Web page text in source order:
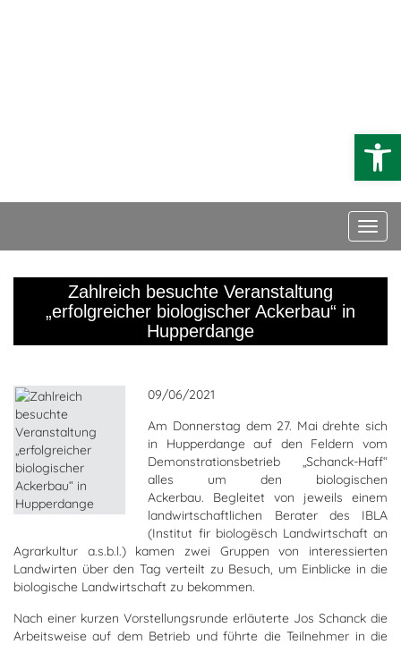
Zahlreich besuchte Veranstaltung
„erfolgreicher biologischer Ackerbau“ in
Hupperdange
09/06/2021
Am Donnerstag dem 27. Mai drehte sich
in Hupperdange auf den Feldern vom
Demonstrationsbetrieb „Schanck-Haff“
alles um den biologischen
Ackerbau. Begleitet von jeweils einem
landwirtschaftlichen Berater des IBLA
(Institut fir biologësch Landwirtschaft an
Agrarkultur a.s.b.l.) kamen zwei Gruppen von interessierten
Landwirten über den Tag verteilt zu Besuch, um Einblicke in die
biologische Landwirtschaft zu bekommen.
Nach einer kurzen Vorstellungsrunde erläuterte Jos Schanck die
Arbeitsweise auf dem Betrieb und führte die Teilnehmer in die